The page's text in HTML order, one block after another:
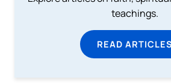
teachings.
READ ARTICLES